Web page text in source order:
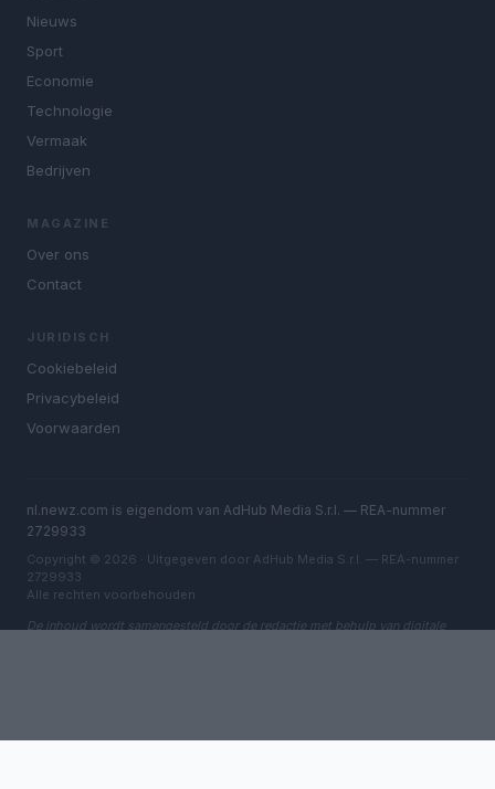
Nieuws
Sport
Economie
Technologie
Vermaak
Bedrijven
MAGAZINE
Over ons
Contact
JURIDISCH
Cookiebeleid
Privacybeleid
Voorwaarden
nl.newz.com is eigendom van AdHub Media S.r.l. — REA-nummer
2729933
Copyright © 2026 · Uitgegeven door AdHub Media S.r.l. — REA-nummer
2729933
Alle rechten voorbehouden
De inhoud wordt samengesteld door de redactie met behulp van digitale